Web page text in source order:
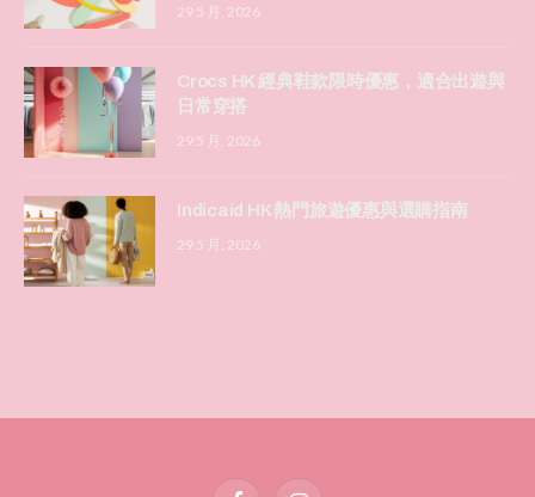
29 5 月, 2026
Crocs HK 經典鞋款限時優惠，適合出遊與
日常穿搭
29 5 月, 2026
Indicaid HK 熱門旅遊優惠與選購指南
29 5 月, 2026